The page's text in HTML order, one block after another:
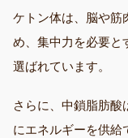
ケトン体は、脳や筋
め、集中力を必要と
選ばれています。
さらに、中鎖脂肪酸
にエネルギーを供給